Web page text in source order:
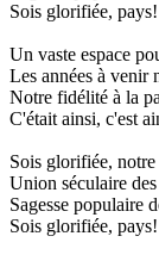
Sois glorifiée,
Un vaste espace
Les années à venir
Notre fidélité à la
C'était ainsi, c'est
Sois glorifiée,
Union séculaire
Sagesse populaire
Sois glorifiée,